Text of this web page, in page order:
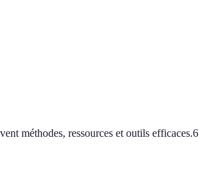
méthodes, ressources et outils efficaces.6